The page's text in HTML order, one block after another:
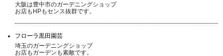
大阪は豊中市のガーデニングショップ
お店もHPもセンス抜群です。
フローラ黒田園芸
埼玉のガーデニングショップ
お店もガーデンも素敵です。